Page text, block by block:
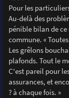
Pour les
Au-delà des
pénible bilan de
commune. «
Les grêlons
plafonds. Tout le
C'est pareil pour
assurances, et
? à chaque fois. »